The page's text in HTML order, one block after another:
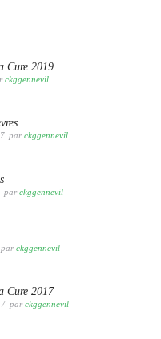
Cure 2019
ckggennevil
parckggennevil
parckggennevil
parckggennevil
Cure 2017
parckggennevil